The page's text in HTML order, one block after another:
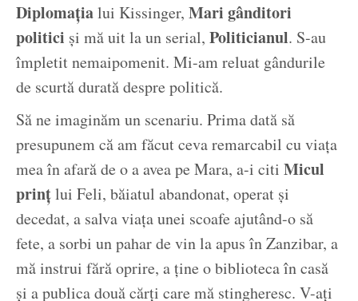
Diplomațialui Kissinger, Mari gânditori
politici și mă uit la un serial, Politicianul. S-au
împletit nemaipomenit. Mi-am reluat gândurile
de scurtă durată despre politică.
Să ne imaginăm un scenariu. Prima dată să
presupunem că am făcut ceva remarcabil cu viața
mea în afară de o a avea pe Mara, a-i citi Micul
prințlui Feli, băiatul abandonat, operat și
decedat, a salva viața unei scoafe ajutând-o să
fete, a sorbi un pahar de vin la apus în Zanzibar, a
mă instrui fără oprire, a ține o biblioteca în casă
și a publica două cărți care mă stingheresc. V-ați